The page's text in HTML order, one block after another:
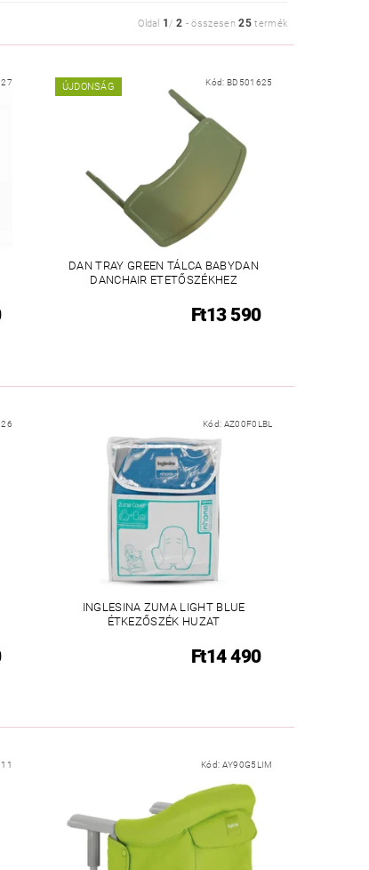
Oldal 1/2 -összesen25termék
ÚJDONSÁG Kód: BD501625
DAN TRAY GREEN TÁLCA BABYDAN
DANCHAIR ETETŐSZÉKHEZ
Ft13 590
Kód: AZ00F0LBL
INGLESINA ZUMA LIGHT BLUE
ÉTKEZŐSZÉK HUZAT
Ft14 490
Kód: AY90G5LIM